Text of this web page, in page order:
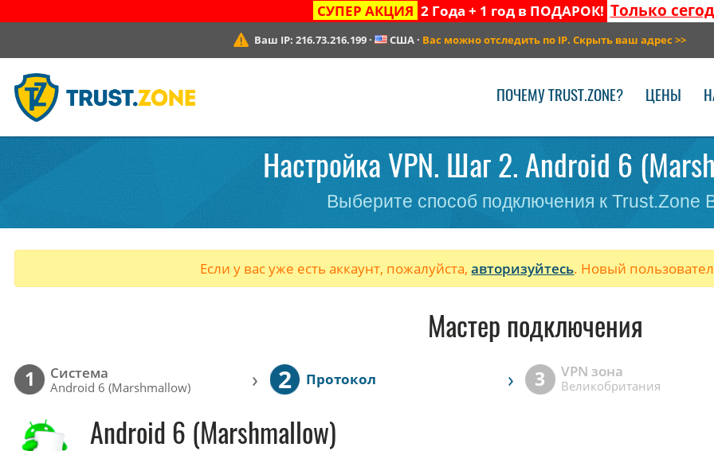
СУПЕР АКЦИЯ 2 Года + 1 год в ПОДАРОК! Только
Ваш IP:216.73.216.199 · США· Вас можно отследить по IP. Скрыть ваш адрес >>
ПОЧЕМУ TRUST.ZONE? ЦЕНЫ
Настройка VPN. Шаг 2. Android 6
Выберите способ подключения к Trust.Zone
Если у вас уже есть аккаунт, пожалуйста,авторизуйтесь. Новый
Мастер подключения
1 Cистема
Android 6 (Marshmallow) › 2 Протокол › 3 VPN зона
Великобритания
Android 6 (Marshmallow)